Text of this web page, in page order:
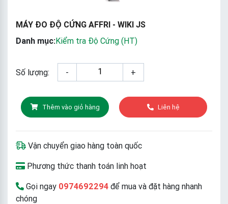
MÁY ĐO ĐỘ CỨNG AFFRI - WIKI JS
Danh mục:Kiểm tra Độ Cứng (HT)
Số lượng: - +
Thêm vào giỏ hàng Liên hệ
Vận chuyển giao hàng toàn quốc
Phương thức thanh toán linh hoạt
Gọi ngay 0974692294 để mua và đặt hàng nhanh
chóng